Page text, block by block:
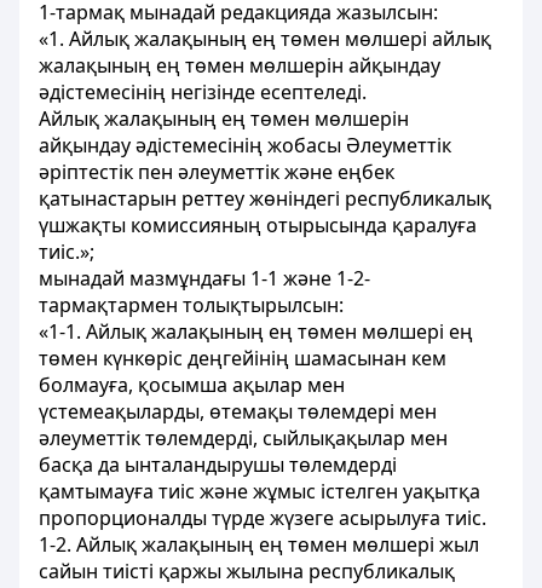
1-тармақ мынадай редакцияда жазылсын:
«1. Айлық жалақының ең төмен мөлшері айлық
жалақының ең төмен мөлшерін айқындау
әдістемесінің негізінде есептеледі.
Айлық жалақының ең төмен мөлшерін
айқындау әдістемесінің жобасы Әлеуметтік
әріптестік пен әлеуметтік және еңбек
қатынастарын реттеу жөніндегі республикалық
үшжақты комиссияның отырысында қаралуға
тиіс.»;
мынадай мазмұндағы 1-1 және 1-2-
тармақтармен толықтырылсын:
«1-1. Айлық жалақының ең төмен мөлшері ең
төмен күнкөріс деңгейінің шамасынан кем
болмауға, қосымша ақылар мен
үстемеақыларды, өтемақы төлемдері мен
әлеуметтік төлемдерді, сыйлықақылар мен
басқа да ынталандырушы төлемдерді
қамтымауға тиіс және жұмыс істелген уақытқа
пропорционалды түрде жүзеге асырылуға тиіс.
1-2. Айлық жалақының ең төмен мөлшері жыл
сайын тиісті қаржы жылына республикалық